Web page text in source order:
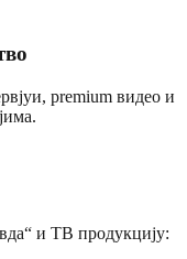
premium видео и
и ТВ продукцију: